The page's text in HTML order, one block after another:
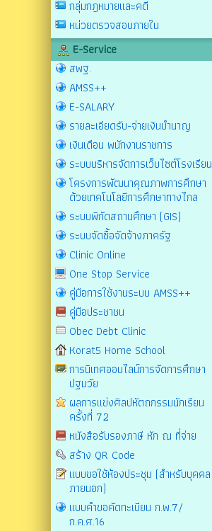
กลุ่มกฎหมายและคดี
หน่วยตรวจสอบภายใน
E-Service
สพฐ.
AMSS++
E-SALARY
รายละเอียดรับ-จ่ายเงินบำนาญ
เงินเดือน พนักงานราชการ
ระบบบริหารจัดการเว็บไซต์โรงเรียน
โครงการพัฒนาคุณภาพการศึกษา
ด้วยเทคโนโลยีการศึกษาทางไกล
ระบบพิกัดสถานศึกษา (GIS)
ระบบจัดซื้อจัดจ้างภาครัฐ
Clinic Online
One Stop Service
คู่มือการใช้งานระบบ AMSS++
คู่มือประชาชน
Obec Debt Clinic
Korat5 Home School
การนิเทศออนไลน์การจัดการศึกษา
ปฐมวัย
ผลการแข่งศิลปหัตถกรรมนักเรียน
ครั้งที่ 72
หนังสือรับรองภาษี หัก ณ ที่จ่าย
สร้าง QR Code
แบบขอใช้ห้องประชุม (สำหรับบุคคล
ภายนอก)
แบบคำขอคัดทะเบียน ก.พ.7/
ก.ค.ศ.16